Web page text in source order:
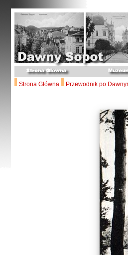
Strona Główna Przewodnik po